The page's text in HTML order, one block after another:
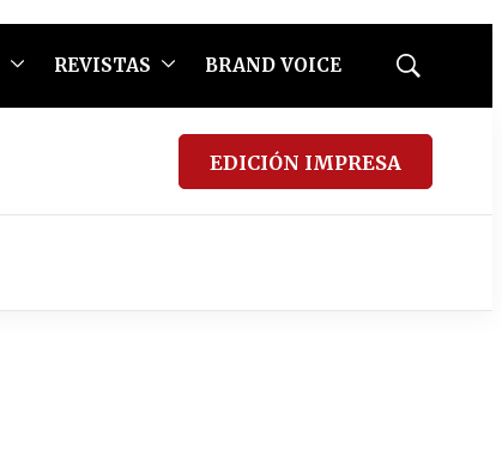
REVISTAS BRAND VOICE
Mostrar
EDICIÓN IMPRESA